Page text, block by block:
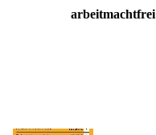
arbeitmachtfrei